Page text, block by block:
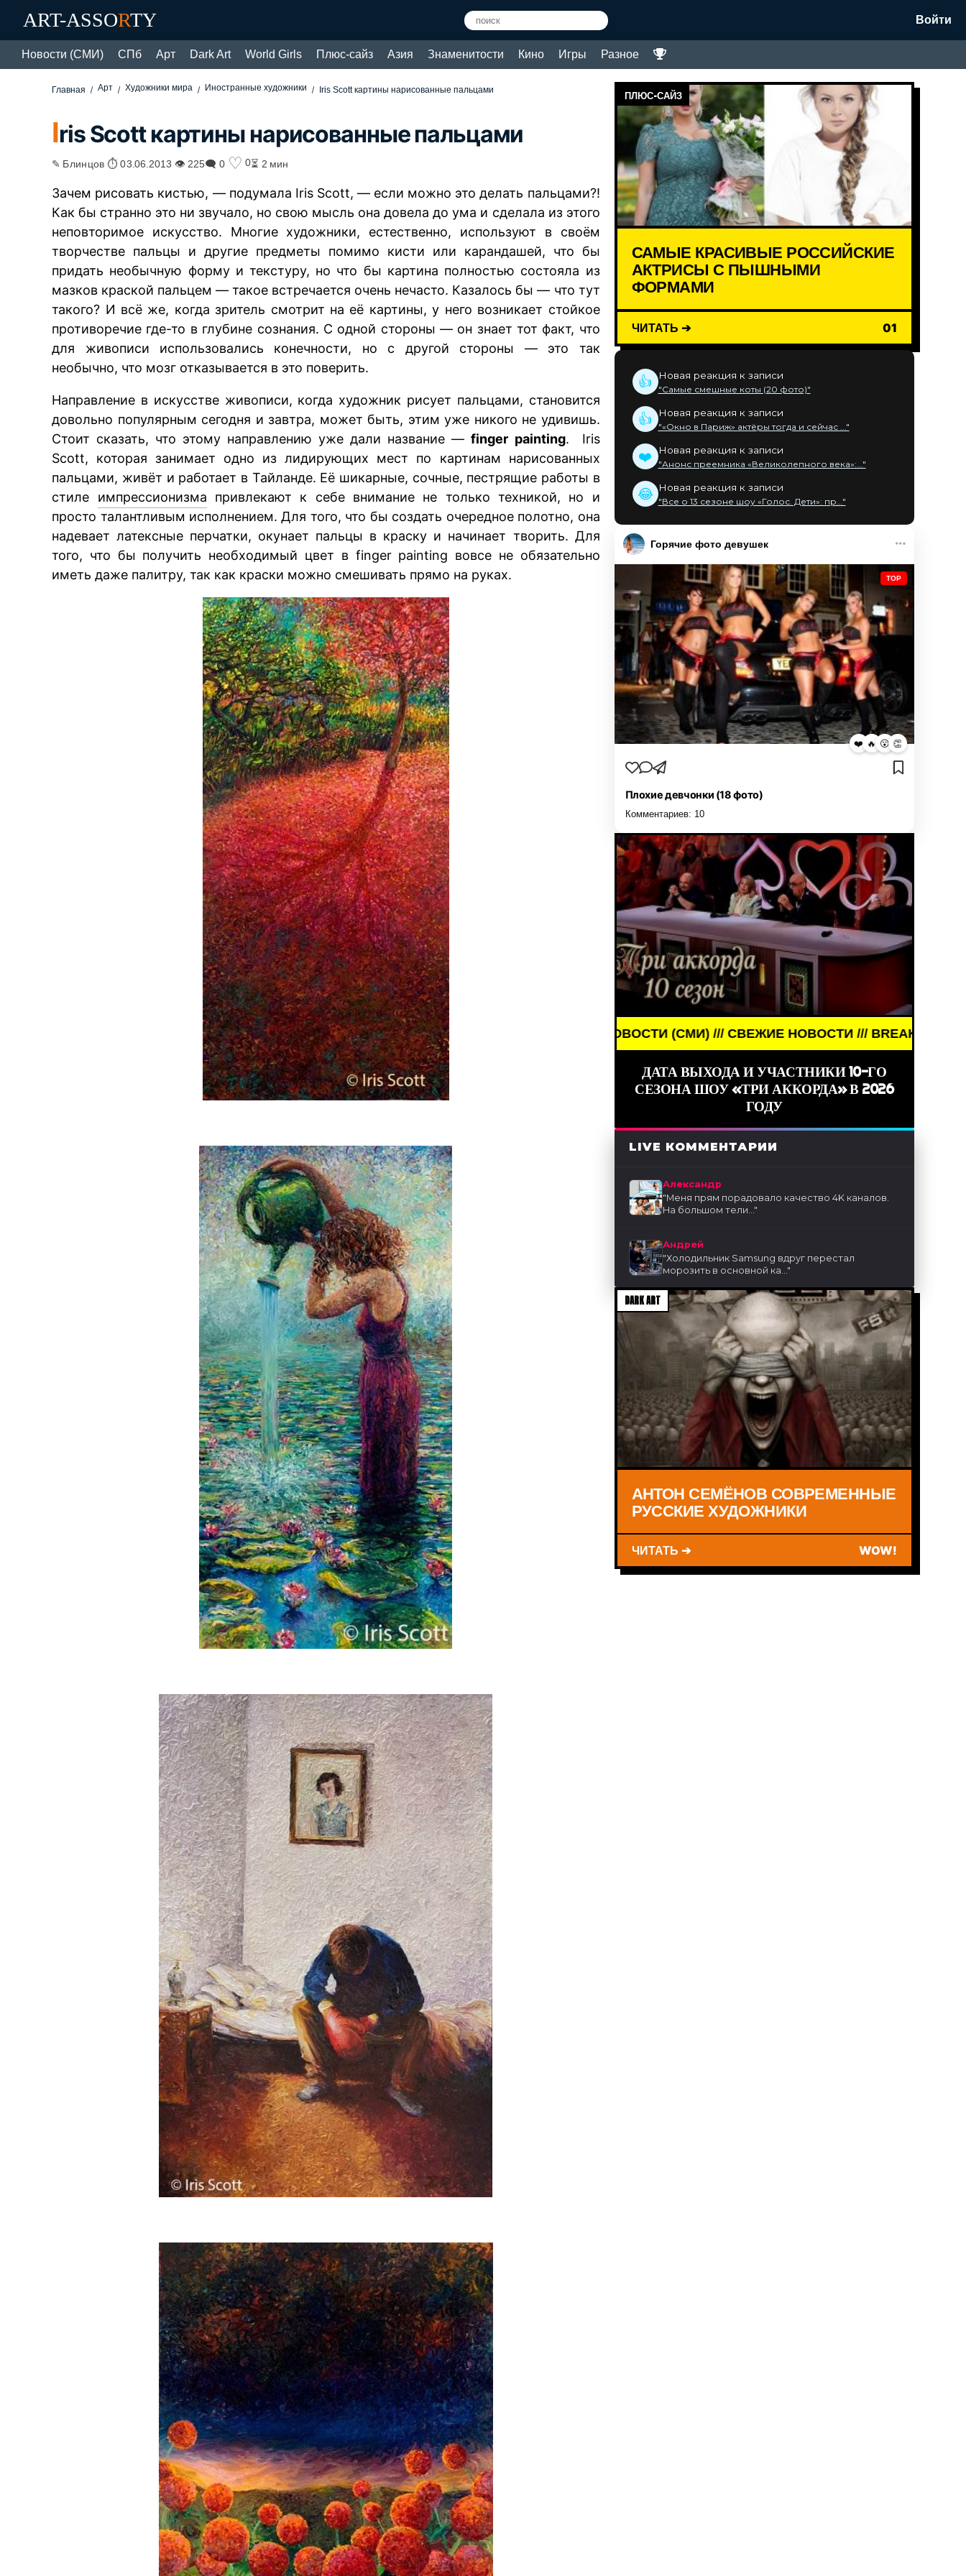
ART-ASSORTY Войти
Новости (СМИ) СПб Арт Dark Art World Girls Плюс-сайз Азия Знаменитости Кино Игры Разное
Главная Арт Художники мира Иностранные художники Iris Scott картины нарисованные пальцами
Iris Scott картины нарисованные пальцами
✎ Блинцов ⏱ 03.06.2013 👁 225🗨 0 ♡ 0⏳ 2 мин
Зачем рисовать кистью, — подумала Iris Scott, — если можно это делать пальцами?!
Как бы странно это ни звучало, но свою мысль она довела до ума и сделала из этого
неповторимое искусство. Многие художники, естественно, используют в своём
творчестве пальцы и другие предметы помимо кисти или карандашей, что бы
придать необычную форму и текстуру, но что бы картина полностью состояла из
мазков краской пальцем — такое встречается очень нечасто. Казалось бы — что тут
такого? И всё же, когда зритель смотрит на её картины, у него возникает стойкое
противоречие где-то в глубине сознания. С одной стороны — он знает тот факт, что
для живописи использовались конечности, но с другой стороны — это так
необычно, что мозг отказывается в это поверить.
Направление в искусстве живописи, когда художник рисует пальцами, становится
довольно популярным сегодня и завтра, может быть, этим уже никого не удивишь.
Стоит сказать, что этому направлению уже дали название —finger painting. Iris
Scott, которая занимает одно из лидирующих мест по картинам нарисованных
пальцами, живёт и работает в Тайланде. Её шикарные, сочные, пестрящие работы в
стиле импрессионизма привлекают к себе внимание не только техникой, но и
просто талантливым исполнением. Для того, что бы создать очередное полотно, она
надевает латексные перчатки, окунает пальцы в краску и начинает творить. Для
того, что бы получить необходимый цвет в finger painting вовсе не обязательно
иметь даже палитру, так как краски можно смешивать прямо на руках.
ПЛЮС-САЙЗ
САМЫЕ КРАСИВЫЕ РОССИЙСКИЕ
АКТРИСЫ С ПЫШНЫМИ
ФОРМАМИ
ЧИТАТЬ ➔ 01
👍 Новая реакция к записи
"Самые смешные коты (20 фото)"
👍 Новая реакция к записи
"«Окно в Париж» актёры тогда и сейчас ..."
❤️ Новая реакция к записи
"Анонс преемника «Великолепного века»:..."
😂 Новая реакция к записи
"Все о 13 сезоне шоу «Голос. Дети»: пр..."
Горячие фото девушек
TOP
❤️ 🔥 😮 👏
Плохие девчонки (18 фото)
Комментариев: 10
BREAKING NEWS /// НОВОСТИ (СМИ) /// СВЕЖИЕ НОВОСТИ /// BREAKING NEWS ///
ДАТА ВЫХОДА И УЧАСТНИКИ 10-ГО
СЕЗОНА ШОУ «ТРИ АККОРДА» В 2026
ГОДУ
LIVE КОММЕНТАРИИ
Александр
"Меня прям порадовало качество 4K каналов.
На большом тели..."
Андрей
"Холодильник Samsung вдруг перестал
морозить в основной ка..."
DARK ART
АНТОН СЕМЁНОВ СОВРЕМЕННЫЕ
РУССКИЕ ХУДОЖНИКИ
ЧИТАТЬ ➔ WOW!